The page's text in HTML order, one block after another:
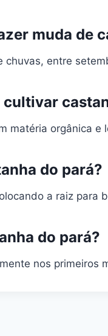
muda de
chuvas, entre
matéria orgânica e
do pará?
a raiz para
do pará?
nos primeiros